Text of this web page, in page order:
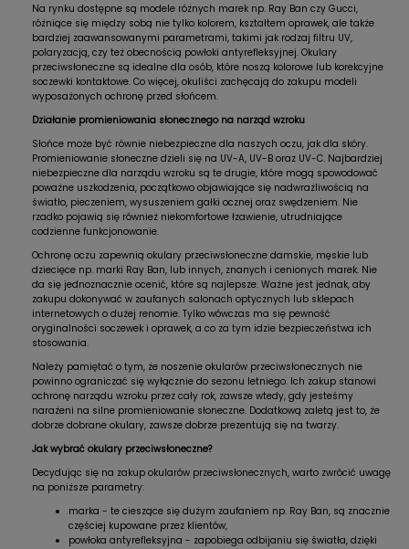
Na rynku dostępne są modele różnych marek np. Ray Ban czy Gucci,
różniące się między sobą nie tylko kolorem, kształtem oprawek, ale także
bardziej zaawansowanymi parametrami, takimi jak rodzaj filtru UV,
polaryzacją, czy też obecnością powłoki antyrefleksyjnej. Okulary
przeciwsłoneczne są idealne dla osób, które noszą kolorowe lub korekcyjne
soczewki kontaktowe. Co więcej, okuliści zachęcają do zakupu modeli
wyposażonych ochronę przed słońcem.
Działanie promieniowania słonecznego na narząd wzroku
Słońce może być równie niebezpieczne dla naszych oczu, jak dla skóry.
Promieniowanie słoneczne dzieli się na UV-A, UV-B oraz UV-C. Najbardziej
niebezpieczne dla narządu wzroku są te drugie, które mogą spowodować
poważne uszkodzenia, początkowo objawiające się nadwrażliwością na
światło, pieczeniem, wysuszeniem gałki ocznej oraz swędzeniem. Nie
rzadko pojawią się również niekomfortowe łzawienie, utrudniające
codzienne funkcjonowanie.
Ochronę oczu zapewnią okulary przeciwsłoneczne damskie, męskie lub
dziecięce np. marki Ray Ban, lub innych, znanych i cenionych marek. Nie
da się jednoznacznie ocenić, które są najlepsze. Ważne jest jednak, aby
zakupu dokonywać w zaufanych salonach optycznych lub sklepach
internetowych o dużej renomie. Tylko wówczas ma się pewność
oryginalności soczewek i oprawek, a co za tym idzie bezpieczeństwa ich
stosowania.
Należy pamiętać o tym, że noszenie okularów przeciwsłonecznych nie
powinno ograniczać się wyłącznie do sezonu letniego. Ich zakup stanowi
ochronę narządu wzroku przez cały rok, zawsze wtedy, gdy jesteśmy
narażeni na silne promieniowanie słoneczne. Dodatkową zaletą jest to, że
dobrze dobrane okulary, zawsze dobrze prezentują się na twarzy.
Jak wybrać okulary przeciwsłoneczne?
Decydując się na zakup okularów przeciwsłonecznych, warto zwrócić uwagę
na poniższe parametry:
marka - te cieszące się dużym zaufaniem np. Ray Ban, są znacznie
częściej kupowane przez klientów,
powłoka antyrefleksyjna - zapobiega odbijaniu się światła, dzięki